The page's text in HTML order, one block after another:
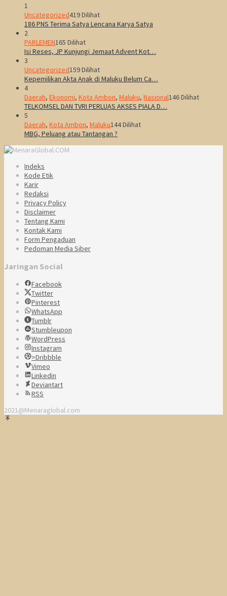
1
Uncategorized419 Dilihat
186 PNS Terima Satya Lencana Karya Satya
2
PARLEMEN165 Dilihat
Isi Reses, JP Kunjungi Jemaat Advent Kot…
3
Uncategorized159 Dilihat
Kepemilikan Akta Anak di Maluku Belum Ca…
4
Daerah, Ekonomi, Kota Ambon, Maluku, Nasional146 Dilihat
TELKOMSEL DAN TVRI PERLUAS AKSES PIALA D…
5
Daerah, Kota Ambon, Maluku144 Dilihat
MBG, Peluang atau Tantangan ?
Indeks
Kode Etik
Karir
Redaksi
Privacy Policy
Disclaimer
Tentang Kami
Kontak Kami
Form Pengaduan
Pedoman Media Siber
Jaringan Social
Facebook
Twitter
Pinterest
WhatsApp
Tumblr
Stumbleupon
WordPress
Instagram
>Dribbble
Vimeo
Linkedin
Deviantart
RSS
2021@Menaraglobal.com